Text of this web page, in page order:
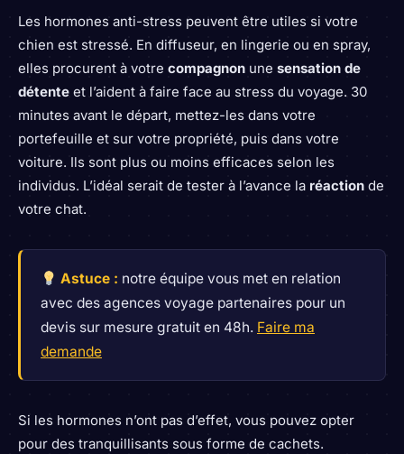
Les hormones anti-stress peuvent être utiles si votre
chien est stressé. En diffuseur, en lingerie ou en spray,
elles procurent à votre compagnon une sensation de
détente et l’aident à faire face au stress du voyage. 30
minutes avant le départ, mettez-les dans votre
portefeuille et sur votre propriété, puis dans votre
voiture. Ils sont plus ou moins efficaces selon les
individus. L’idéal serait de tester à l’avance la réaction de
votre chat.
Astuce : notre équipe vous met en relation
avec des agences voyage partenaires pour un
devis sur mesure gratuit en 48h. Faire ma
demande
Si les hormones n’ont pas d’effet, vous pouvez opter
pour des tranquillisants sous forme de cachets.